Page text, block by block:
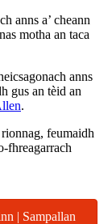
anns a’ cheann
motha an taca
anns
gus an tèid an
.
feumaidh
fhreagarrach
| Sampallan